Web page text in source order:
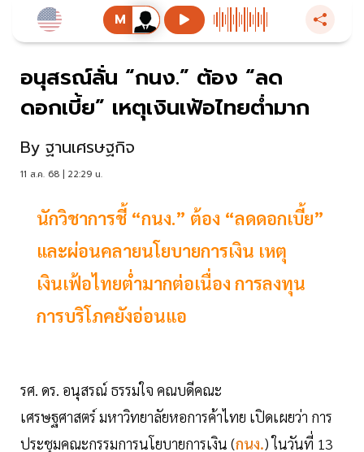
อนุสรณ์ลั่น “กนง.” ต้อง “ลด
ดอกเบี้ย” เหตุเงินเฟ้อไทยต่ำมาก
By ฐานเศรษฐกิจ
11 ส.ค. 68 | 22:29 น.
นักวิชาการชี้ “กนง.” ต้อง “ลดดอกเบี้ย”
และผ่อนคลายนโยบายการเงิน เหตุ
เงินเฟ้อไทยต่ำมากต่อเนื่อง การลงทุน
การบริโภคยังอ่อนแอ
รศ. ดร. อนุสรณ์ ธรรมใจ คณบดีคณะ
เศรษฐศาสตร์ มหาวิทยาลัยหอการค้าไทย เปิดเผยว่า การ
ประชุมคณะกรรมการนโยบายการเงิน (กนง.) ในวันที่ 13